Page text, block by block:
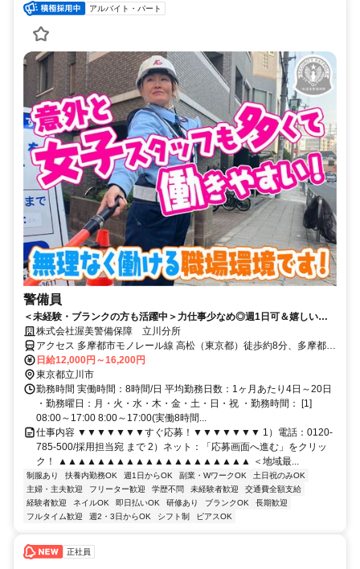
アルバイト・パート
警備員
＜未経験・ブランクの方も活躍中＞力仕事少なめ◎週1日可＆嬉しい日
給日払い♪入社祝い金3万円支給◎
株式会社渥美警備保障 立川分所
アクセス 多摩都市モノレール線 高松（東京都）徒歩約8分、多摩都市
モノレール線 立飛南側改札口徒歩約11分、多摩都市モノレール線 泉
体育館徒歩約15分
日給12,000円～16,200円
東京都立川市
勤務時間 実働時間：8時間/日 平均勤務日数：1ヶ月あたり4日～20日
・勤務曜日：月・火・水・木・金・土・日・祝 ・勤務時間： [1]
08:00～17:00 8:00～17:00(実働8時間...
仕事内容 ▼▼▼▼▼▼▼すぐ応募！▼▼▼▼▼▼▼ 1）電話：0120-
785-500/採用担当宛 まで 2）ネット：「応募画面へ進む」をクリッ
ク！ ▲▲▲▲▲▲▲▲▲▲▲▲▲▲▲▲▲▲▲▲ ＜地域最...
制服あり 扶養内勤務OK 週1日からOK 副業・WワークOK
土日祝のみOK
主婦・主夫歓迎
フリーター歓迎 学歴不問 未経験者歓迎
交通費全額支給
経験者歓迎
ネイルOK 即日払いOK 研修あり ブランクOK
長期歓迎
フルタイム歓迎
週2・3日からOK シフト制 ピアスOK
正社員